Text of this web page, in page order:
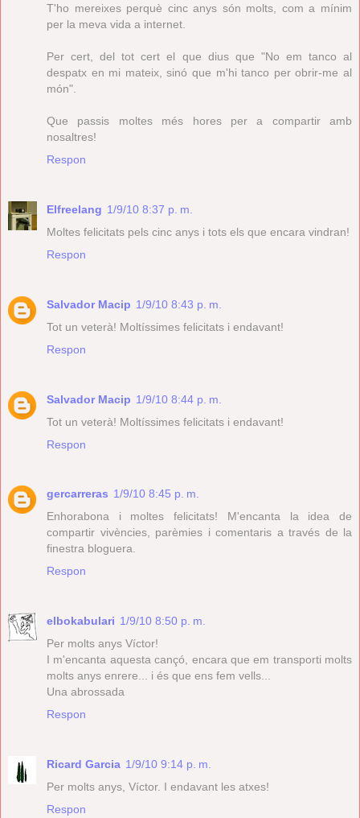
T'ho mereixes perquè cinc anys són molts, com a mínim
per la meva vida a internet.
Per cert, del tot cert el que dius que "No em tanco al
despatx en mi mateix, sinó que m'hi tanco per obrir-me al
món".
Que passis moltes més hores per a compartir amb
nosaltres!
Respon
Elfreelang 1/9/10 8:37 p. m.
Moltes felicitats pels cinc anys i tots els que encara vindran!
Respon
Salvador Macip 1/9/10 8:43 p. m.
Tot un veterà! Moltíssimes felicitats i endavant!
Respon
Salvador Macip 1/9/10 8:44 p. m.
Tot un veterà! Moltíssimes felicitats i endavant!
Respon
gercarreras 1/9/10 8:45 p. m.
Enhorabona i moltes felicitats! M'encanta la idea de
compartir vivències, parèmies i comentaris a través de la
finestra bloguera.
Respon
elbokabulari 1/9/10 8:50 p. m.
Per molts anys Víctor!
I m'encanta aquesta cançó, encara que em transporti molts
molts anys enrere... i és que ens fem vells...
Una abrossada
Respon
Ricard Garcia 1/9/10 9:14 p. m.
Per molts anys, Víctor. I endavant les atxes!
Respon